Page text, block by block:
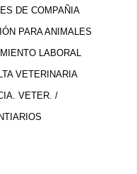
DE COMPAÑIA
PARA ANIMALES
LABORAL
VETERINARIA
VETER. /